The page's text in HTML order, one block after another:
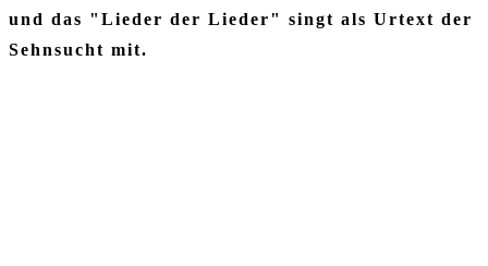
und das "Lieder der Lieder" singt als Urtext der
Sehnsucht mit.